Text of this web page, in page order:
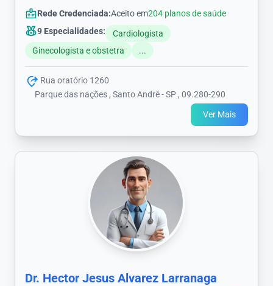
Rede Credenciada:Aceito em204 planos de saúde
9 Especialidades:
Cardiologista
Ginecologista e obstetra
...
Rua oratório 1260
Parque das nações , Santo André - SP , 09.280-290
Ver Mais
Dr. Hector Jesus Alvarez Larranaga